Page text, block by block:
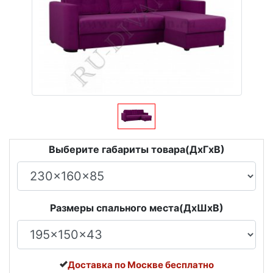
Выберите габариты товара(ДxГxВ)
Размеры спального места(ДxШxВ)
Доставка по Москве бесплатно